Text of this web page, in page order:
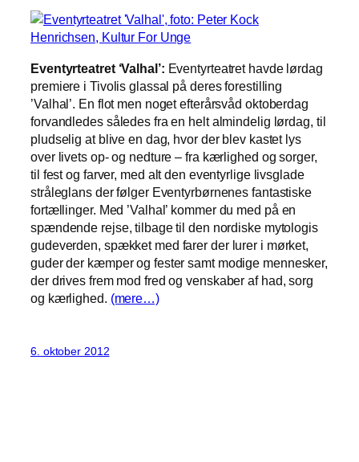
Eventyrteatret ‘Valhal’: Eventyrteatret havde lørdag
premiere i Tivolis glassal på deres forestilling
’Valhal’. En flot men noget efterårsvåd oktoberdag
forvandledes således fra en helt almindelig lørdag, til
pludselig at blive en dag, hvor der blev kastet lys
over livets op- og nedture – fra kærlighed og sorger,
til fest og farver, med alt den eventyrlige livsglade
stråleglans der følger Eventyrbørnenes fantastiske
fortællinger. Med ’Valhal’ kommer du med på en
spændende rejse, tilbage til den nordiske mytologis
gudeverden, spækket med farer der lurer i mørket,
guder der kæmper og fester samt modige mennesker,
der drives frem mod fred og venskaber af had, sorg
og kærlighed. (mere…)
6. oktober 2012